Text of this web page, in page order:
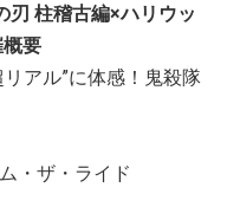
刃 柱稽古編×ハリウッ
概要
アル”に体感！鬼殺隊
・ザ・ライド